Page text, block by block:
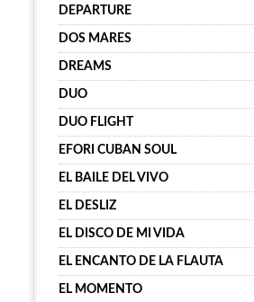
DEPARTURE
DOS MARES
DREAMS
DUO
DUO FLIGHT
EFORI CUBAN SOUL
EL BAILE DEL VIVO
EL DESLIZ
EL DISCO DE MI VIDA
EL ENCANTO DE LA FLAUTA
EL MOMENTO